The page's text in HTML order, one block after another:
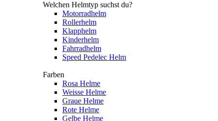
Welchen Helmtyp suchst du?
Motorradhelm
Rollerhelm
Klapphelm
Kinderhelm
Fahrradhelm
Speed Pedelec Helm
Farben
Rosa Helme
Weisse Helme
Graue Helme
Rote Helme
Gelbe Helme